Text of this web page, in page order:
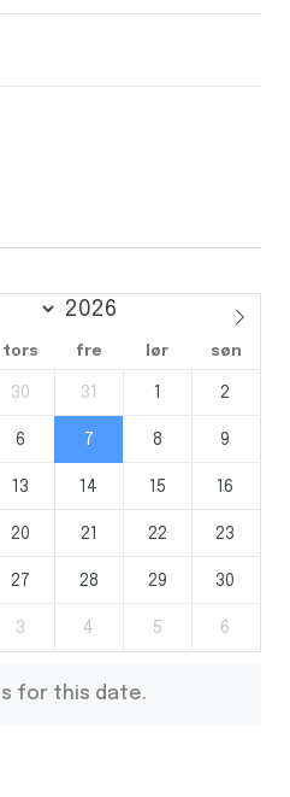
tors fre lør søn
30 31 1 2
6 7 8 9
13 14 15 16
20 21 22 23
27 28 29 30
3 4 5 6
for this date.